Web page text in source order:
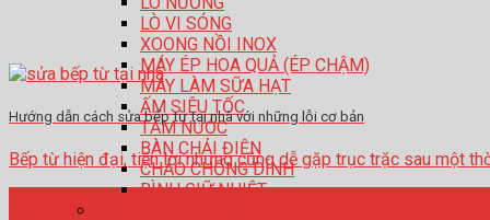
LÒ VI SÓNG
XOONG NỒI INOX
MÁY ÉP HOA QUẢ (ÉP CHẬM)
MÁY LÀM SỮA HẠT
ẤM SIÊU TỐC
TĂM NƯỚC
BÀN CHẢI ĐIỆN
CHẢO CHỐNG DÍNH
BÌNH GIỮ NHIỆT
Hướng dẫn cách sửa bếp từ tại nhà với những lỗi cơ bản
Bếp từ hiện đại, tiện lợi nhưng cũng dễ gặp trục trặc sau một